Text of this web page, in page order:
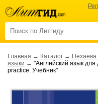
Главная → Каталог → Нехаева
языки → "Английский язык
practice. Учебник"